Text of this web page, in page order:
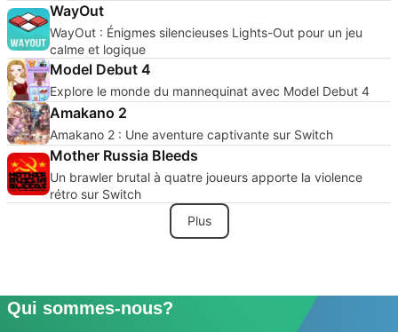
WayOut
WayOut : Énigmes silencieuses Lights-Out pour un jeu
calme et logique
Model Debut 4
Explore le monde du mannequinat avec Model Debut 4
Amakano 2
Amakano 2 : Une aventure captivante sur Switch
Mother Russia Bleeds
Un brawler brutal à quatre joueurs apporte la violence
rétro sur Switch
Plus
Qui sommes-nous?